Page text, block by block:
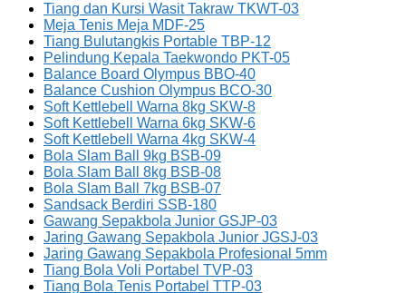
Tiang dan Kursi Wasit Takraw TKWT-03
Meja Tenis Meja MDF-25
Tiang Bulutangkis Portable TBP-12
Pelindung Kepala Taekwondo PKT-05
Balance Board Olympus BBO-40
Balance Cushion Olympus BCO-30
Soft Kettlebell Warna 8kg SKW-8
Soft Kettlebell Warna 6kg SKW-6
Soft Kettlebell Warna 4kg SKW-4
Bola Slam Ball 9kg BSB-09
Bola Slam Ball 8kg BSB-08
Bola Slam Ball 7kg BSB-07
Sandsack Berdiri SSB-180
Gawang Sepakbola Junior GSJP-03
Jaring Gawang Sepakbola Junior JGSJ-03
Jaring Gawang Sepakbola Profesional 5mm
Tiang Bola Voli Portabel TVP-03
Tiang Bola Tenis Portabel TTP-03